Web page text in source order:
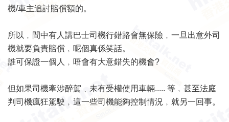
機/車主追討賠償額的。
所以﹐間中有人講巴士司機行錯路會無保險﹐一旦出意外司
機就要負責賠償﹐呢個真係笑話。
誰可保證一個人﹐唔會有大意錯失的機會?
但如果司機牽涉醉駕﹑未有受權使用車輛..... 等﹐甚至法庭
判司機瘋狂駕駛﹐這一些司機能夠控制情況﹐就另一回事。